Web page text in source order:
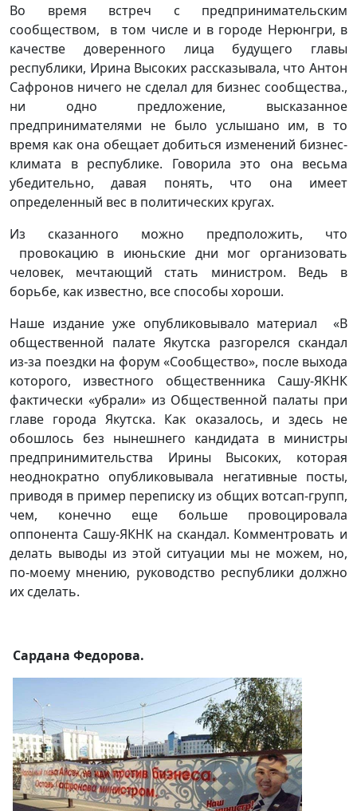
Во время встреч с предпринимательским
сообществом, в том числе и в городе Нерюнгри, в
качестве доверенного лица будущего главы
республики, Ирина Высоких рассказывала, что Антон
Сафронов ничего не сделал для бизнес сообщества.,
ни одно предложение, высказанное
предпринимателями не было услышано им, в то
время как она обещает добиться изменений бизнес-
климата в республике. Говорила это она весьма
убедительно, давая понять, что она имеет
определенный вес в политических кругах.
Из сказанного можно предположить, что
провокацию в июньские дни мог организовать
человек, мечтающий стать министром. Ведь в
борьбе, как известно, все способы хороши.
Наше издание уже опубликовывало материал «В
общественной палате Якутска разгорелся скандал
из-за поездки на форум «Сообщество», после выхода
которого, известного общественника Сашу-ЯКНК
фактически «убрали» из Общественной палаты при
главе города Якутска. Как оказалось, и здесь не
обошлось без нынешнего кандидата в министры
предпринимительства Ирины Высоких, которая
неоднократно опубликовывала негативные посты,
приводя в пример переписку из общих вотсап-групп,
чем, конечно еще больше провоцировала
оппонента Сашу-ЯКНК на скандал. Комментровать и
делать выводы из этой ситуации мы не можем, но,
по-моему мнению, руководство республики должно
их сделать.
Сардана Федорова.